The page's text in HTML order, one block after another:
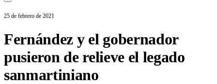
25 de febrero de 2021
Fernández y el gobernador
pusieron de relieve el legado
sanmartiniano